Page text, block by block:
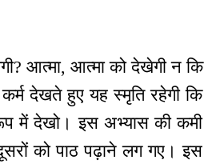
आत्मा, आत्मा को देखेगी न कि
कर्म देखते हुए यह स्मृति रहेगी कि
में देखो। इस अभ्यास की कमी
को पाठ पढ़ाने लग गए। इस